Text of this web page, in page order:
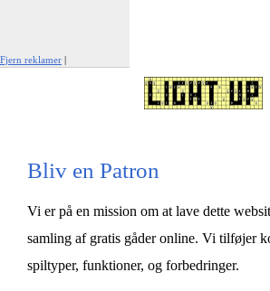
Fjern reklamer |
Bliv en Patron
Vi er på en mission om at lave dette
samling af gratis gåder online. Vi tilføjer
spiltyper, funktioner, og forbedringer.